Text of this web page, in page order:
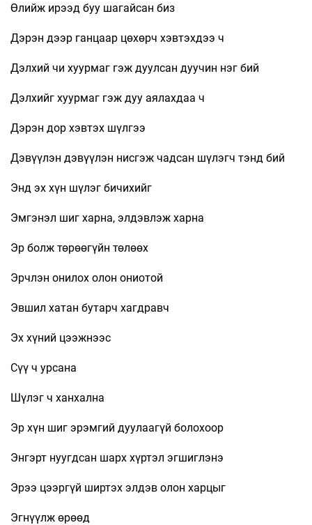
Өлийж ирээд буу шагайсан биз
Дэрэн дээр ганцаар цөхөрч хэвтэхдээ ч
Дэлхий чи хуурмаг гэж дуулсан дуучин нэг бий
Дэлхийг хуурмаг гэж дуу аялахдаа ч
Дэрэн дор хэвтэх шүлгээ
Дэвүүлэн дэвүүлэн нисгэж чадсан шүлэгч тэнд бий
Энд эх хүн шүлэг бичихийг
Эмгэнэл шиг харна, элдэвлэж харна
Эр болж төрөөгүйн төлөөх
Эрчлэн онилох олон ониотой
Эвшил хатан бутарч хагдравч
Эх хүний цээжнээс
Сүү ч урсана
Шүлэг ч ханхална
Эр хүн шиг эрэмгий дуулаагүй болохоор
Энгэрт нуугдсан шарх хүртэл эгшиглэнэ
Эрээ цээргүй ширтэх элдэв олон харцыг
Эгнүүлж өрөөд